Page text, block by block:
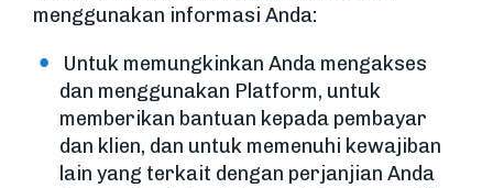
menggunakan informasi Anda:
Untuk memungkinkan Anda mengakses
dan menggunakan Platform, untuk
memberikan bantuan kepada pembayar
dan klien, dan untuk memenuhi kewajiban
lain yang terkait dengan perjanjian Anda